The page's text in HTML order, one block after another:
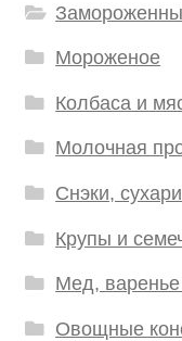
Мороженое
Колбаса и
Молочная
Снэки,
Крупы и
Мед,
Овощные